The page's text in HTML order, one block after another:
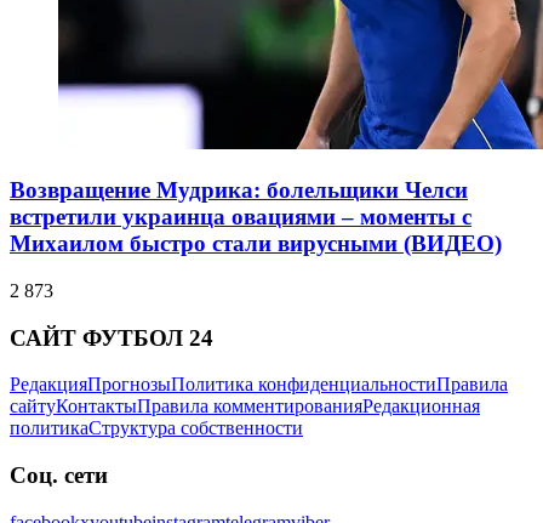
Возвращение Мудрика: болельщики Челси
встретили украинца овациями – моменты с
Михаилом быстро стали вирусными (ВИДЕО)
2 873
САЙТ ФУТБОЛ 24
РедакцияПрогнозыПолитика конфиденциальностиПравила
сайтуКонтактыПравила комментированияРедакционная
политикаСтруктура собственности
Соц. сети